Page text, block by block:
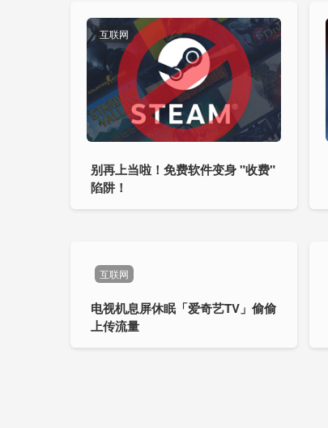
互联网
别再上当啦！免费软件变身 "收费"
陷阱！
互联网
电视机息屏休眠「爱奇艺TV」偷偷
上传流量